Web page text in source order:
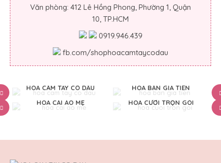
Văn phòng: 412 Lê Hồng Phong, Phường 1, Quận
10, TP.HCM
0919.946.439
fb.com/shophoacamtaycodau
HOA CẦM TAY CÔ DÂU
HOA BÀN GIA TIÊN
HOA CÀI ÁO MẸ
HOA CƯỚI TRỌN GÓI